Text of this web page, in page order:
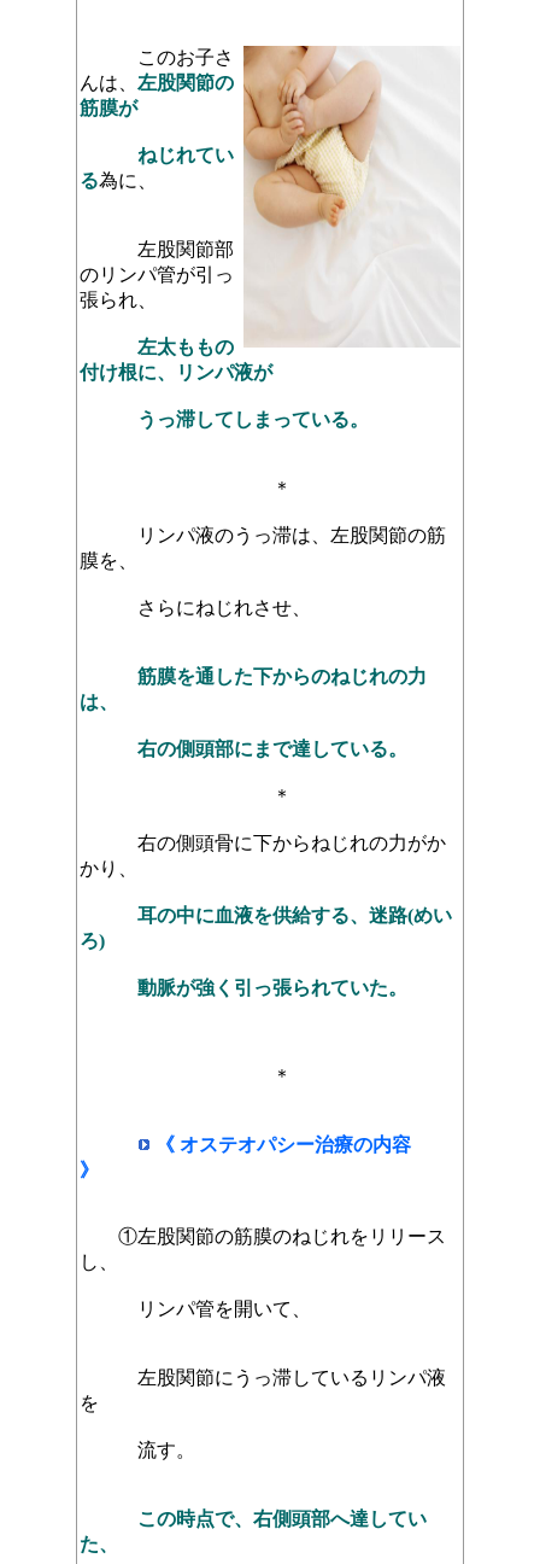
このお子さ
んは、 左股関節の
筋膜が
ねじれてい
る為に、
左股関節部
のリンパ管が引っ
張られ、
左太ももの
付け根に、
リンパ液が
うっ滞してしまっている。
＊
リンパ液のうっ滞は、左股関節の筋
膜を、
さらにねじれさせ、
筋膜を通した下からのねじれの力
は、
右の側頭部にまで達している。
＊
右の側頭骨に下からねじれの力がか
かり、
耳の中に血液を供給する、迷路(めい
ろ)
動脈が強く引っ張られていた。
＊
《 オステオパシー治療の内容
》
①左股関節の筋膜のねじれをリリース
し、
リンパ管を開いて、
左股関節にうっ滞しているリンパ液
を
流す。
この時点で、右側頭部へ達してい
た、